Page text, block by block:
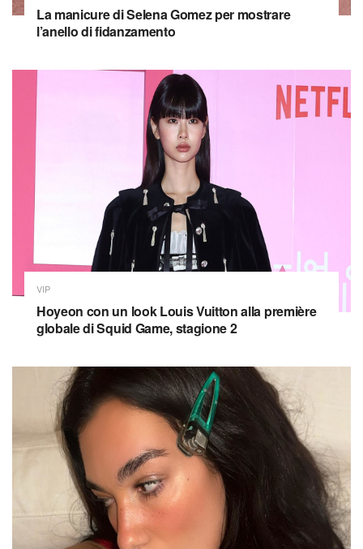
La manicure di Selena Gomez per mostrare
l’anello di fidanzamento
VIP
Hoyeon con un look Louis Vuitton alla première
globale di Squid Game, stagione 2